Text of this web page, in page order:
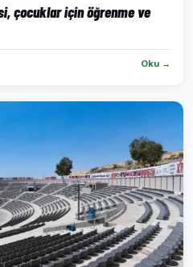
çocuklar için öğrenme ve
Oku →